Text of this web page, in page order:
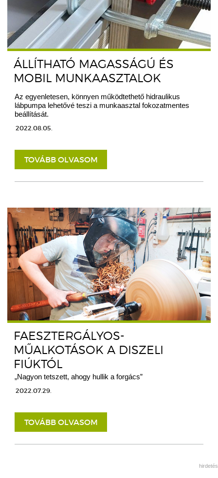
ÁLLÍTHATÓ MAGASSÁGÚ ÉS
MOBIL MUNKAASZTALOK
Az egyenletesen, könnyen működtethető hidraulikus
lábpumpa lehetővé teszi a munkaasztal fokozatmentes
beállítását.
2022.08.05.
TOVÁBB OLVASOM
FAESZTERGÁLYOS-
MŰALKOTÁSOK A DISZELI
FIÚKTÓL
„Nagyon tetszett, ahogy hullik a forgács”
2022.07.29.
TOVÁBB OLVASOM
hirdetés